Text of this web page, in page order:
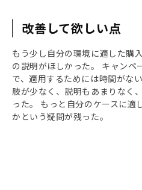
改善して欲しい点
もう少し自分の環境に適した購
の説明がほしかった。 キャンペ
で、適用するためには時間がな
肢が少なく、説明もあまりなく
った。 もっと自分のケースに適
かという疑問が残った。